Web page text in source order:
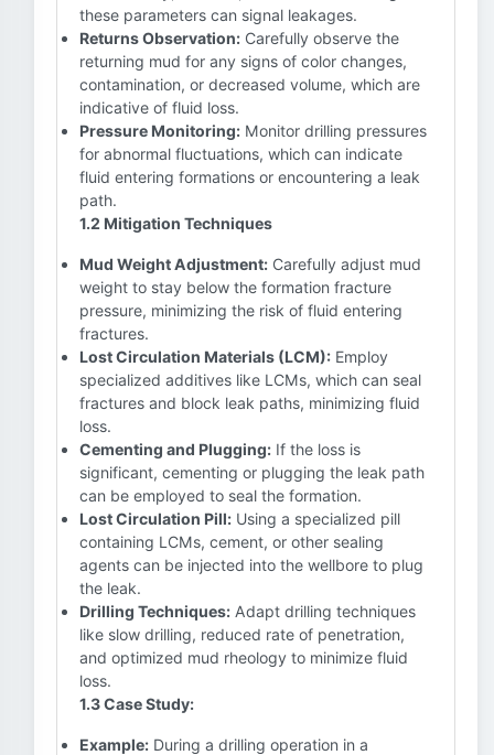
these parameters can signal leakages.
Returns Observation: Carefully observe the
returning mud for any signs of color changes,
contamination, or decreased volume, which are
indicative of fluid loss.
Pressure Monitoring: Monitor drilling pressures
for abnormal fluctuations, which can indicate
fluid entering formations or encountering a leak
path.
1.2 Mitigation Techniques
Mud Weight Adjustment: Carefully adjust mud
weight to stay below the formation fracture
pressure, minimizing the risk of fluid entering
fractures.
Lost Circulation Materials (LCM): Employ
specialized additives like LCMs, which can seal
fractures and block leak paths, minimizing fluid
loss.
Cementing and Plugging: If the loss is
significant, cementing or plugging the leak path
can be employed to seal the formation.
Lost Circulation Pill: Using a specialized pill
containing LCMs, cement, or other sealing
agents can be injected into the wellbore to plug
the leak.
Drilling Techniques: Adapt drilling techniques
like slow drilling, reduced rate of penetration,
and optimized mud rheology to minimize fluid
loss.
1.3 Case Study:
Example: During a drilling operation in a